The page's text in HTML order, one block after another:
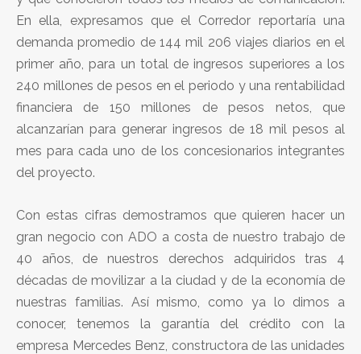
En ella, expresamos que el Corredor reportaría una
demanda promedio de 144 mil 206 viajes diarios en el
primer año, para un total de ingresos superiores a los
240 millones de pesos en el periodo y una rentabilidad
financiera de 150 millones de pesos netos, que
alcanzarían para generar ingresos de 18 mil pesos al
mes para cada uno de los concesionarios integrantes
del proyecto.
Con estas cifras demostramos que quieren hacer un
gran negocio con ADO a costa de nuestro trabajo de
40 años, de nuestros derechos adquiridos tras 4
décadas de movilizar a la ciudad y de la economía de
nuestras familias. Así mismo, como ya lo dimos a
conocer, tenemos la garantía del crédito con la
empresa Mercedes Benz, constructora de las unidades